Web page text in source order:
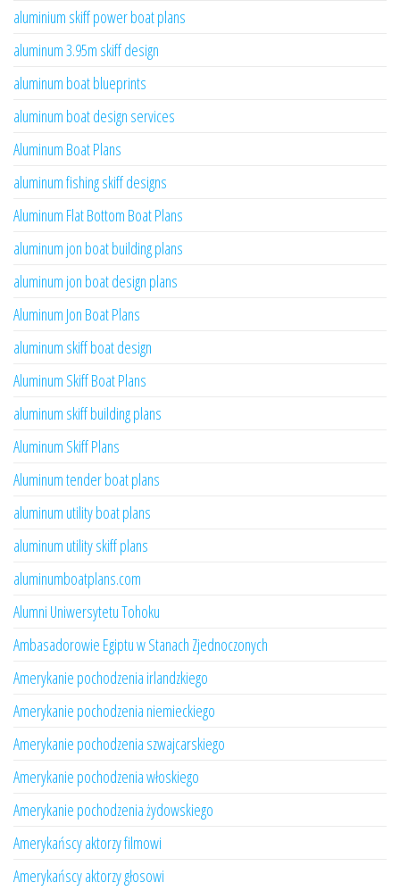
aluminium skiff power boat plans
aluminum 3.95m skiff design
aluminum boat blueprints
aluminum boat design services
Aluminum Boat Plans
aluminum fishing skiff designs
Aluminum Flat Bottom Boat Plans
aluminum jon boat building plans
aluminum jon boat design plans
Aluminum Jon Boat Plans
aluminum skiff boat design
Aluminum Skiff Boat Plans
aluminum skiff building plans
Aluminum Skiff Plans
Aluminum tender boat plans
aluminum utility boat plans
aluminum utility skiff plans
aluminumboatplans.com
Alumni Uniwersytetu Tohoku
Ambasadorowie Egiptu w Stanach Zjednoczonych
Amerykanie pochodzenia irlandzkiego
Amerykanie pochodzenia niemieckiego
Amerykanie pochodzenia szwajcarskiego
Amerykanie pochodzenia włoskiego
Amerykanie pochodzenia żydowskiego
Amerykańscy aktorzy filmowi
Amerykańscy aktorzy głosowi